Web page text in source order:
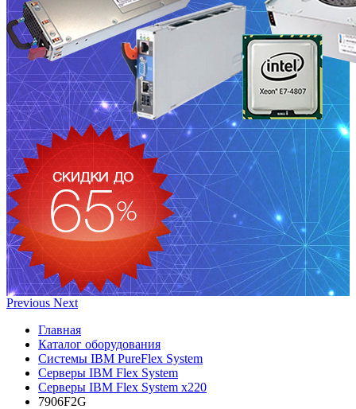
Previous Next
Главная
Каталог оборудования
Системы IBM PureFlex System
Серверы IBM Flex System
Серверы IBM Flex System x220
7906F2G